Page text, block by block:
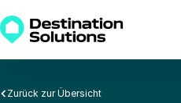
Zurück zur Übersicht